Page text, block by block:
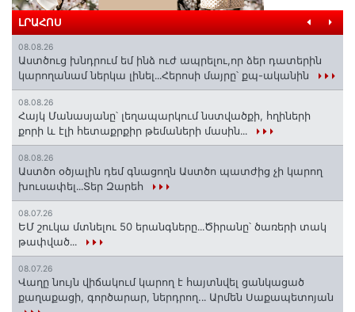
ԼՐԱՀՈՍ
08.08.26
Աստծուց խնդրում եմ ինձ ուժ ապրելու,որ ձեր դատերին
կարողանամ ներկա լինել․․․Հերոսի մայրը՝ քպ-ականին
08.08.26
Հայկ Մանասյանը՝ լեղապարկում նստվածքի, հղիների
քորի և էլի հետաքրքիր թեմաների մասին․․․
08.08.26
Աստծո օծյալին դեմ գնացողն Աստծո պատժից չի կարող
խուսափել․․․Տեր Զարեհ
08.07.26
ԵՄ շուկա մտնելու 50 երանգները․․․Ծիրանը՝ ծառերի տակ
թափված․․․
08.07.26
Վաղը նույն վիճակում կարող է հայտնվել ցանկացած
քաղաքացի, գործարար, ներդրող.․․ Արմեն Սաքապետոյան